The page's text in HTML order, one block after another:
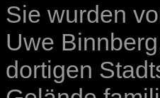
Sie wurden
Uwe Binnberg
dortigen